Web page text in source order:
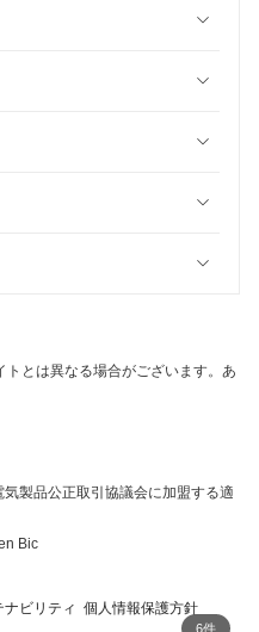
とは異なる場合がございます。あ
気製品公正取引協議会に加盟する適
Bic
ナビリティ 個人情報保護方針
6件